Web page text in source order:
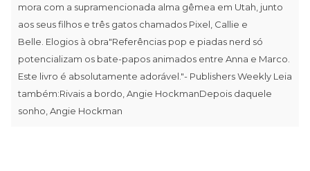
mora com a supramencionada alma gêmea em Utah, junto
aos seus filhos e três gatos chamados Pixel, Callie e
Belle. Elogios à obra"Referências pop e piadas nerd só
potencializam os bate-papos animados entre Anna e Marco.
Este livro é absolutamente adorável."- Publishers Weekly Leia
também:Rivais a bordo, Angie HockmanDepois daquele
sonho, Angie Hockman